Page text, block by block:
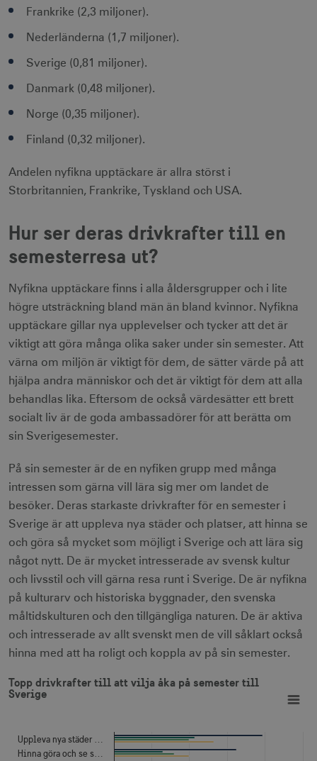
Frankrike (2,3 miljoner).
Nederländerna (1,7 miljoner).
Sverige (0,81 miljoner).
Danmark (0,48 miljoner).
Norge (0,35 miljoner).
Finland (0,32 miljoner).
Andelen nyfikna upptäckare är allra störst i
Storbritannien, Frankrike, Tyskland och USA.
Hur ser deras drivkrafter till en
semesterresa ut?
Nyfikna upptäckare finns i alla åldersgrupper och i lite
högre utsträckning bland män än bland kvinnor. Nyfikna
upptäckare gillar nya upplevelser och tycker att det är
viktigt att göra många olika saker under sin semester. Att
värna om miljön är viktigt för dem, de sätter värde på att
hjälpa andra människor och det är viktigt för dem att alla
behandlas lika. Eftersom de också värdesätter ett brett
socialt liv är de goda ambassadörer för att berätta om
sin Sverigesemester.
På sin semester är de en nyfiken grupp med många
intressen som gärna vill lära sig mer om landet de
besöker. Deras starkaste drivkrafter för en semester i
Sverige är att uppleva nya städer och platser, att hinna se
och göra så mycket som möjligt i Sverige och att lära sig
något nytt. De är mycket intresserade av svensk kultur
och livsstil och vill gärna resa runt i Sverige. De är nyfikna
på kulturarv och historiska byggnader, den svenska
måltidskulturen och den tillgängliga naturen. De är aktiva
och intresserade av allt svenskt men de vill såklart också
hinna med att ha roligt och koppla av på sin semester.
Topp drivkrafter till att vilja åka på semester till
Sverige
Topp drivkrafter till att vilja åka på semester till Sverige
Bar chart with 4 data series.
View as data table, Topp drivkrafter till att vilja åka på semester till Sverige
Uppleva nya städer …
Hinna göra och se s…